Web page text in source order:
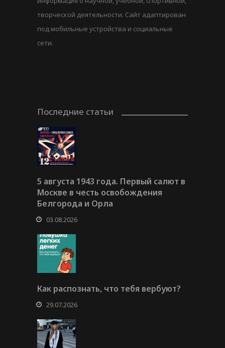
творческой деятельности. Сайт адаптирован
под мобильные устройства и социальные
сети.
Последние статьи
5 августа 1943 года. Первый салют в
Москве в честь освобождения
Белгорода и Орла
03.08.2026
Как распознать, что тебя вербуют?
29.07.2026